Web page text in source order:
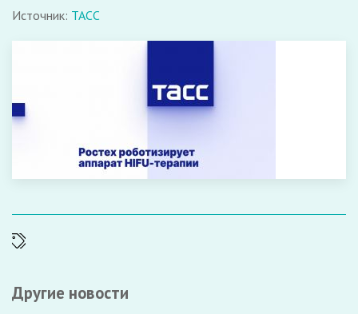
Источник: ТАСС
Другие новости